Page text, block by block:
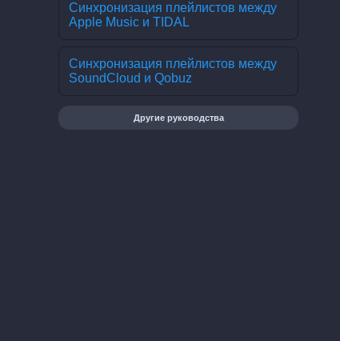
Синхронизация плейлистов между
Apple Music и TIDAL
Синхронизация плейлистов между
SoundCloud и Qobuz
Другие руководства